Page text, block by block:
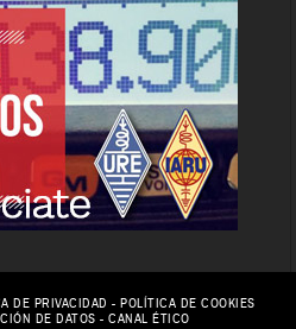
DE PRIVACIDAD -POLÍTICA DE COOKIES
DE DATOS -CANAL ÉTICO